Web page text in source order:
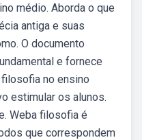
médio. Aborda o que
antiga e suas
O documento
e fornece
no ensino
estimular os alunos.
Weba filosofia é
que correspondem